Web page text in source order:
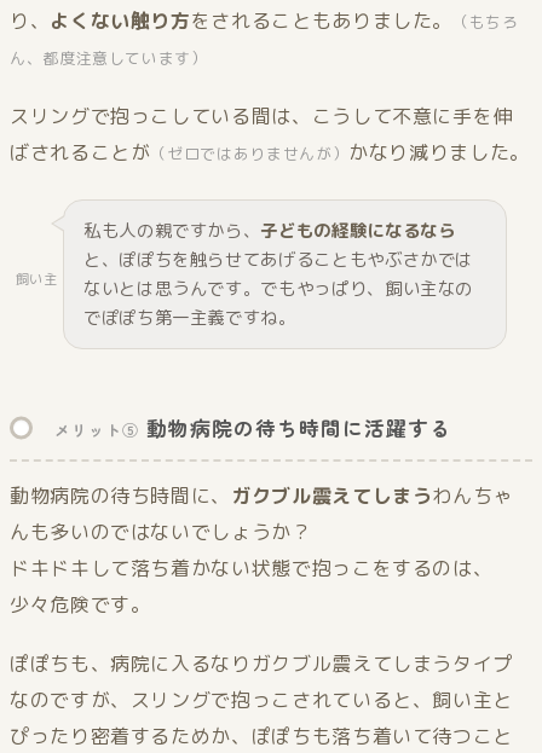
り、 よくない触り方をされることもありました。
（もちろ
ん、都度注意しています）
スリングで抱っこしている間は、こうして不意に手を伸
ばされることが （ゼロではありませんが） かなり減りました。
飼い主
私も人の親ですから、 子どもの経験になるなら
と、ぽぽちを触らせてあげることもやぶさかでは
ないとは思うんです。でもやっぱり、飼い主なの
でぽぽち第一主義ですね。
メリット⑤ 動物病院の待ち時間に活躍する
動物病院の待ち時間に、 ガクブル震えてしまうわんちゃ
んも多いのではないでしょうか？
ドキドキして落ち着かない状態で抱っこをするのは、
少々危険です。
ぽぽちも、病院に入るなりガクブル震えてしまうタイプ
なのですが、スリングで抱っこされていると、飼い主と
ぴったり密着するためか、ぽぽちも落ち着いて待つこと